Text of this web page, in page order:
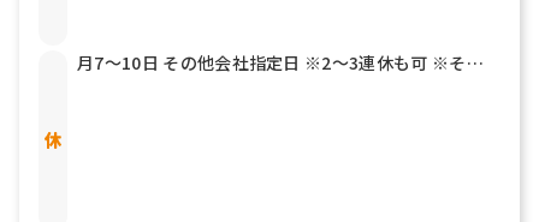
月7～10日 その他会社指定日 ※2～3連休も可 ※その